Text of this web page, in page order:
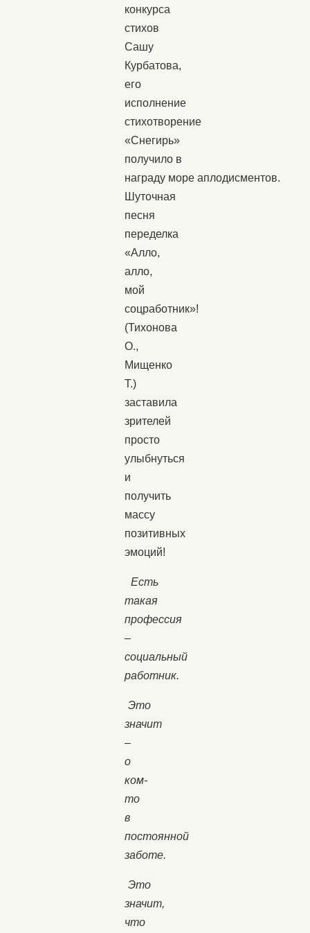
конкурса
стихов
Сашу
Курбатова,
его
исполнение
стихотворение
«Снегирь»
получило в
награду море аплодисментов.
Шуточная
песня
переделка
«Алло,
алло,
мой
соцработник»!
(Тихонова
О.,
Мищенко
Т.)
заставила
зрителей
просто
улыбнуться
и
получить
массу
позитивных
эмоций!
Есть
такая
профессия
–
социальный
работник.
Это
значит
–
о
ком-
то
в
постоянной
заботе.
Это
значит,
что